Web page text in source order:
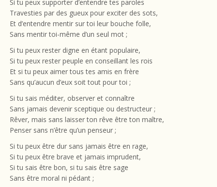
Si tu peux supporter d’entendre tes paroles
Travesties par des gueux pour exciter des sots,
Et d’entendre mentir sur toi leur bouche folle,
Sans mentir toi-même d’un seul mot ;
Si tu peux rester digne en étant populaire,
Si tu peux rester peuple en conseillant les rois
Et si tu peux aimer tous tes amis en frère
Sans qu’aucun d’eux soit tout pour toi ;
Si tu sais méditer, observer et connaître
Sans jamais devenir sceptique ou destructeur ;
Rêver, mais sans laisser ton rêve être ton maître,
Penser sans n’être qu’un penseur ;
Si tu peux être dur sans jamais être en rage,
Si tu peux être brave et jamais imprudent,
Si tu sais être bon, si tu sais être sage
Sans être moral ni pédant ;